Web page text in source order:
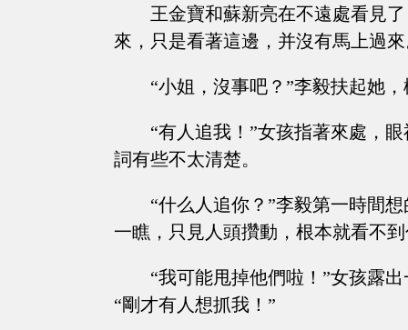
王金寶和蘇新亮在不遠處看見
來，只是看著這邊，并沒有馬上過
“小姐，沒事吧？”李毅扶起她
“有人追我！”女孩指著來處，
詞有些不太清楚。
“什么人追你？”李毅第一時間
一瞧，只見人頭攢動，根本就看不
“我可能甩掉他們啦！”女孩露
“剛才有人想抓我！”